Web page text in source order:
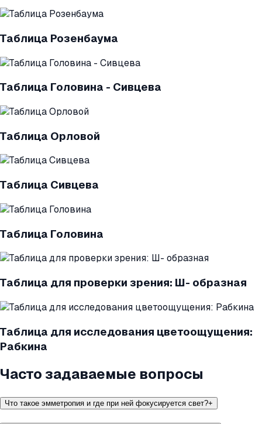
Таблица Розенбаума
Таблица Головина - Сивцева
Таблица Орловой
Таблица Сивцева
Таблица Головина
Таблица для проверки зрения: Ш- образная
Таблица для исследования цветоощущения:
Рабкина
Часто задаваемые вопросы
Что такое эмметропия и где при ней фокусируется свет?+